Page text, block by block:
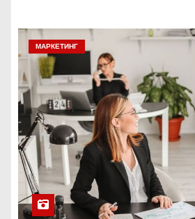
МАРКЕТИНГ